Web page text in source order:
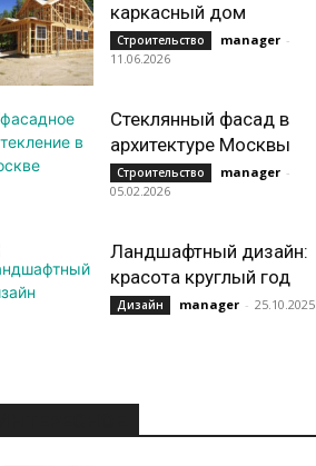
каркасный дом
Строительство manager -
11.06.2026
Стеклянный фасад в
архитектуре Москвы
Строительство manager -
05.02.2026
Ландшафтный дизайн:
красота круглый год
Дизайн manager - 25.10.2025